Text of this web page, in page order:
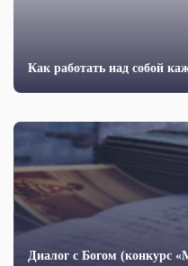
Как работать над собой
Диалог с Богом (конкурс